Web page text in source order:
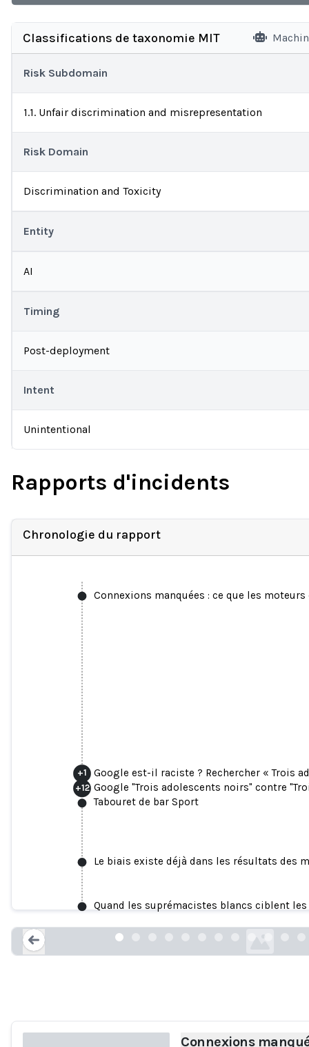
Classifications de taxonomie MIT
Risk Subdomain
1.1. Unfair discrimination and misrepresentation
Risk Domain
Discrimination and Toxicity
Entity
AI
Timing
Post-deployment
Intent
Unintentional
Rapports d'incidents
Chronologie du rapport
Connexions manquées : ce que les
+1 Google est-il raciste ? Rechercher « Trois
+12 Google "Trois adolescents noirs" contre
Tabouret de bar Sport
Le biais existe déjà dans les résultats des
Quand les suprémacistes blancs ciblent
Connexions manquées : ce que les
Connexions